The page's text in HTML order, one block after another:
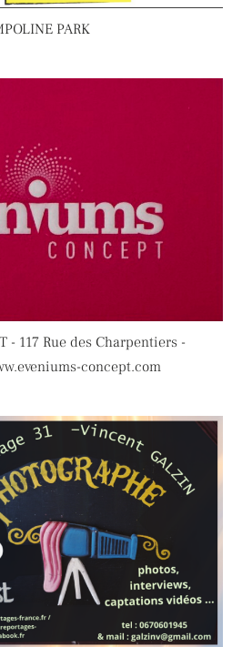
PARK
- 117 Rue des Charpentiers -
concept.com